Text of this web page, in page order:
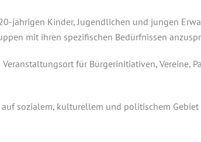
jährigen Kinder, Jugendlichen und jungen
mit ihren spezifischen Bedürfnissen
für Bürgerinitiativen, Vereine,
auf sozialem, kulturellem und politischem